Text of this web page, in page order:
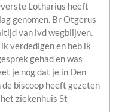
Lotharius heeft
genomen. Br Otgerus
van ivd wegblijven.
verdedigen en heb ik
gehad en was
je nog dat je in Den
biscoop heeft gezeten
ziekenhuis St